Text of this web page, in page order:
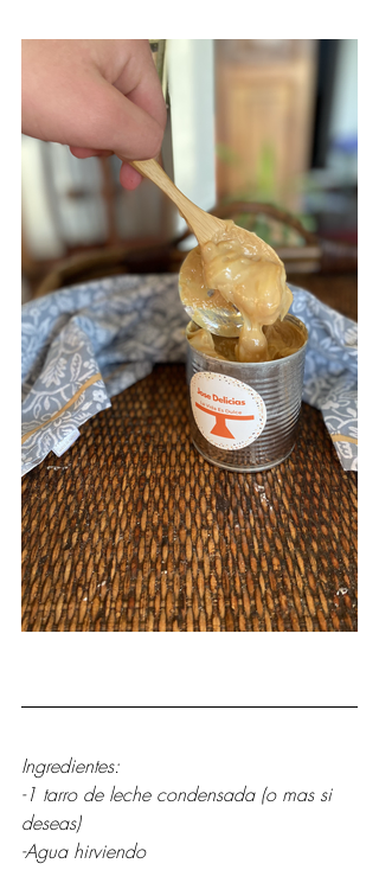
Ingredientes:
-1 tarro de leche condensada (o mas si
deseas)
-Agua hirviendo